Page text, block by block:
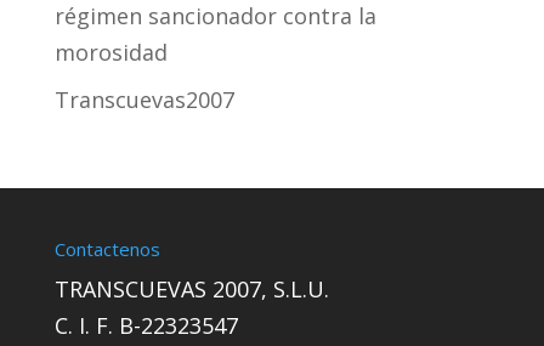
régimen sancionador contra la
morosidad
Transcuevas2007
Contactenos
TRANSCUEVAS 2007, S.L.U.
C. I. F. B-22323547